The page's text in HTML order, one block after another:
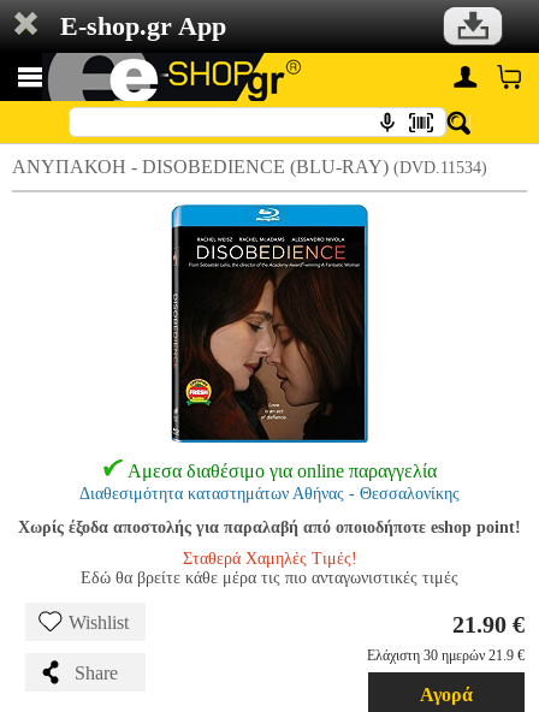
E-shop.gr App
ΑΝΥΠΑΚΟΗ - DISOBEDIENCE (BLU-RAY) (DVD.11534)
Αμεσα διαθέσιμο για online παραγγελία
Διαθεσιμότητα καταστημάτων Αθήνας - Θεσσαλονίκης
Χωρίς έξοδα αποστολής για παραλαβή από οποιοδήποτε eshop point!
Σταθερά Χαμηλές Τιμές!
Εδώ θα βρείτε κάθε μέρα τις πιο ανταγωνιστικές τιμές
Wishlist
Share
21.90 €
Ελάχιστη 30 ημερών 21.9 €
Αγορά